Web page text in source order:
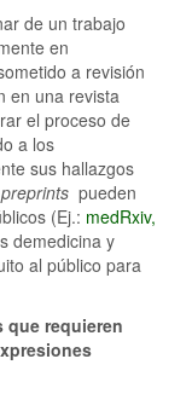
de un trabajo
en
a revisión
en una revista
el proceso de
a los
sus hallazgos
preprints pueden
(Ej.: medRxiv,
demedicina y
al público para
que requieren